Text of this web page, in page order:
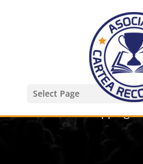
Select Page
Asociatia Iubim
livestream shopping